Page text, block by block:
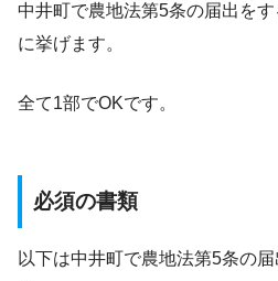
中井町で農地法第5条の届出を
に挙げます。
全て1部でOKです。
必須の書類
以下は中井町で農地法第5条の